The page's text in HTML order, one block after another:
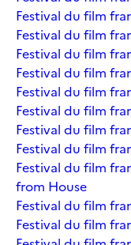
Festival du film
Festival du film
Festival du film
Festival du film
Festival du film
Festival du film
Festival du film
Festival du film
Festival du film
from House
Festival du film
Festival du film